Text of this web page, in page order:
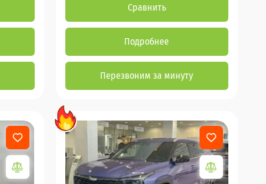
Сравнить
Подробнее
Перезвоним за минуту